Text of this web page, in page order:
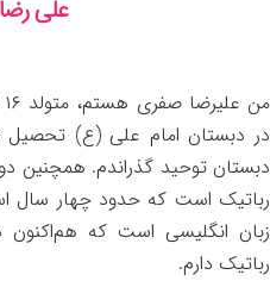
علی
در دبستان امام علی (ع)
دبستان توحید گذراندم. همچنین
رباتیک است که حدود چهار
رباتیک دارم.